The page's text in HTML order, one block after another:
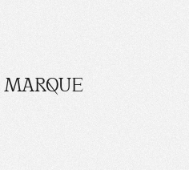
MARQUE